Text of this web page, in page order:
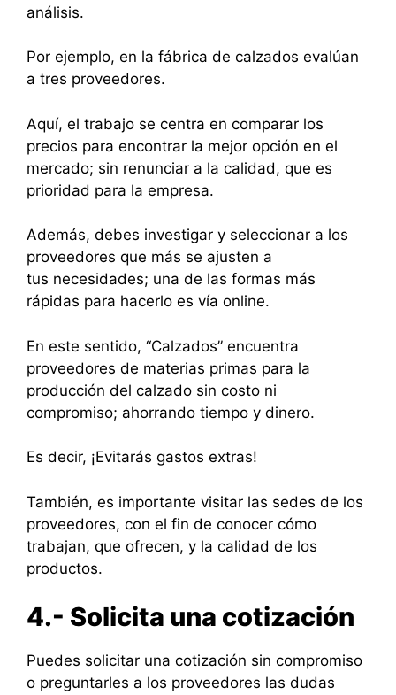
análisis.
Por ejemplo, en la fábrica de calzados evalúan
a tres proveedores.
Aquí, el trabajo se centra en comparar los
precios para encontrar la mejor opción en el
mercado; sin renunciar a la calidad, que es
prioridad para la empresa.
Además, debes investigar y seleccionar a los
proveedores que más se ajusten a
tus necesidades; una de las formas más
rápidas para hacerlo es vía online.
En este sentido, “Calzados” encuentra
proveedores de materias primas para la
producción del calzado sin costo ni
compromiso; ahorrando tiempo y dinero.
Es decir, ¡Evitarás gastos extras!
También, es importante visitar las sedes de los
proveedores, con el fin de conocer cómo
trabajan, que ofrecen, y la calidad de los
productos.
4.- Solicita una cotización
Puedes solicitar una cotización sin compromiso
o preguntarles a los proveedores las dudas